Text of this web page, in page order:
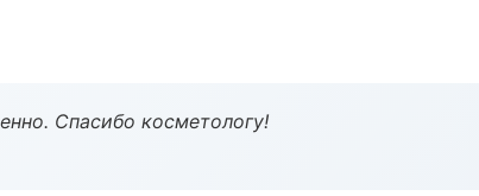
Спасибо косметологу!